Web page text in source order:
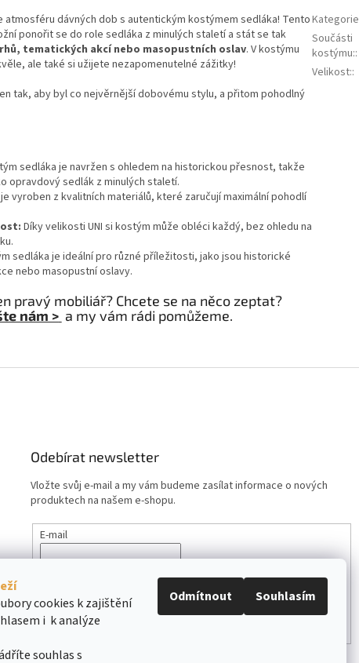
cookies k zajištění
i k analýze
souhlas s
Odmítnout Souhlasím
atmosféru dávných dob s autentickým kostýmem sedláka! Tento
ponořit se do role sedláka z minulých staletí a stát se tak
tematických akcí nebo masopustních oslav. V kostýmu
ale také si užijete nezapomenutelné zážitky!
tak, aby byl co nejvěrnější dobovému stylu, a přitom pohodlný
sedláka je navržen s ohledem na historickou přesnost, takže
opravdový sedlák z minulých staletí.
vyroben z kvalitních materiálů, které zaručují maximální pohodlí
Díky velikosti UNI si kostým může obléci každý, bez ohledu na
sedláka je ideální pro různé příležitosti, jako jsou historické
nebo masopustní oslavy.
pravý mobiliář? Chcete se na něco zeptat?
nám > a my vám rádi pomůžeme.
Kategorie
Součásti
kostýmu::
Velikost::
Odebírat newsletter
Vložte svůj e-mail a my vám budeme zasílat informace o nových
produktech na našem e-shopu.
E-mail
PŘIHLÁSIT SE